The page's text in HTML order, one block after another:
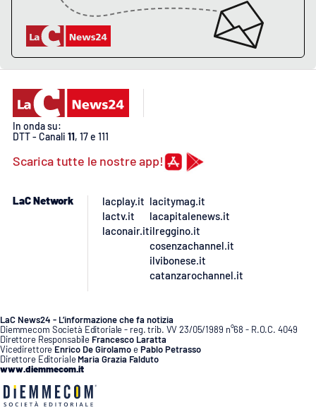
In onda su:
DTT - Canali 11, 17 e 111
Scarica tutte le nostre app!
LaC Network
lacplay.it
lactv.it
laconair.it
lacitymag.it
lacapitalenews.it
ilreggino.it
cosenzachannel.it
ilvibonese.it
catanzarochannel.it
LaC News24 - L’informazione che fa notizia
Diemmecom Società Editoriale - reg. trib. VV 23/05/1989 n°68 - R.O.C. 4049
Direttore Responsabile Francesco Laratta
Vicedirettore Enrico De GirolamoePablo Petrasso
Direttore Editoriale Maria Grazia Falduto
www.diemmecom.it